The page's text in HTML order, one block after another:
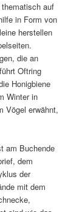
auf
in Form von
herstellen
die an
Oftring
Honigbiene
Winter in
Vögel erwähnt,
am Buchende
dem
der
mit dem